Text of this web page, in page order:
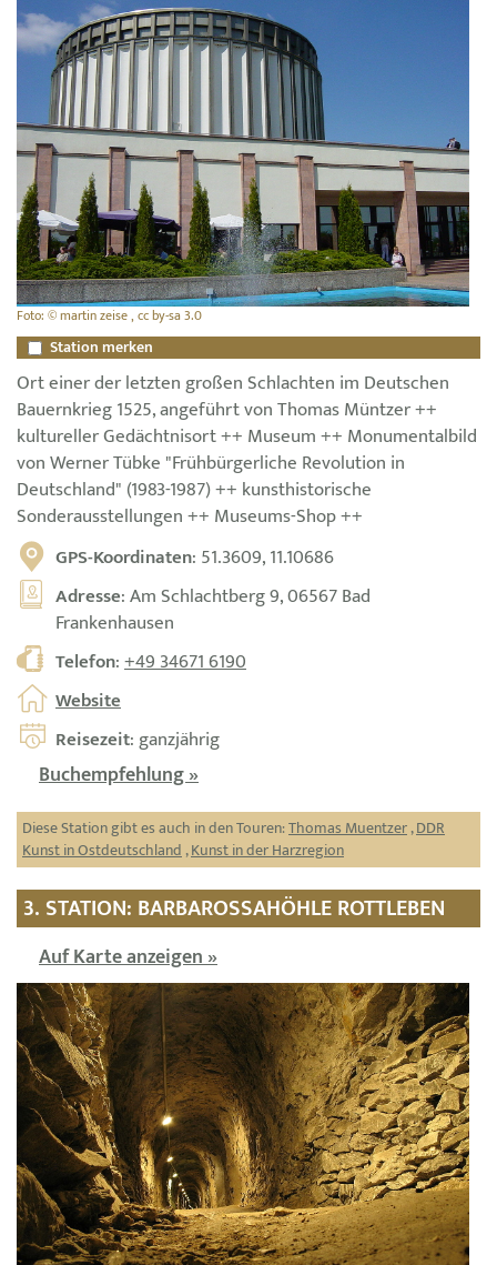
Foto: © martin zeise , cc by-sa 3.0
Station merken
Ort einer der letzten großen Schlachten im Deutschen
Bauernkrieg 1525, angeführt von Thomas Müntzer ++
kultureller Gedächtnisort ++ Museum ++ Monumentalbild
von Werner Tübke "Frühbürgerliche Revolution in
Deutschland" (1983-1987) ++ kunsthistorische
Sonderausstellungen ++ Museums-Shop ++
GPS-Koordinaten: 51.3609, 11.10686
Adresse: Am Schlachtberg 9, 06567 Bad
Frankenhausen
Telefon:+49 34671 6190
Website
Reisezeit: ganzjährig
Buchempfehlung »
Diese Station gibt es auch in den Touren:Thomas Muentzer,DDR
Kunst in Ostdeutschland,Kunst in der Harzregion
3. STATION: BARBAROSSAHÖHLE ROTTLEBEN
Auf Karte anzeigen »